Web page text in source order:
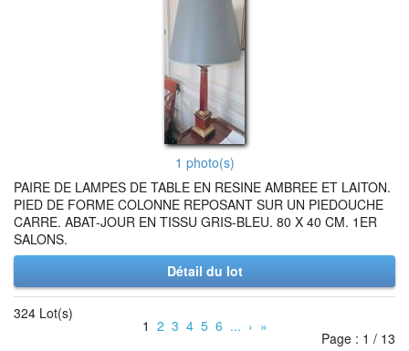
1 photo(s)
PAIRE DE LAMPES DE TABLE EN RESINE AMBREE ET LAITON.
PIED DE FORME COLONNE REPOSANT SUR UN PIEDOUCHE
CARRE. ABAT-JOUR EN TISSU GRIS-BLEU. 80 X 40 CM. 1ER
SALONS.
Détail du lot
324 Lot(s)
1 2 3 4 5 6 ... › »
Page : 1 / 13